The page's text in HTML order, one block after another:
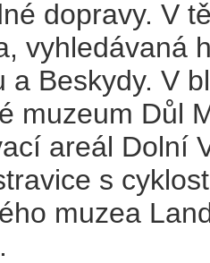
dopravy. V
vyhledávaná
a Beskydy. V
muzeum Důl
areál Dolní
s
muzea